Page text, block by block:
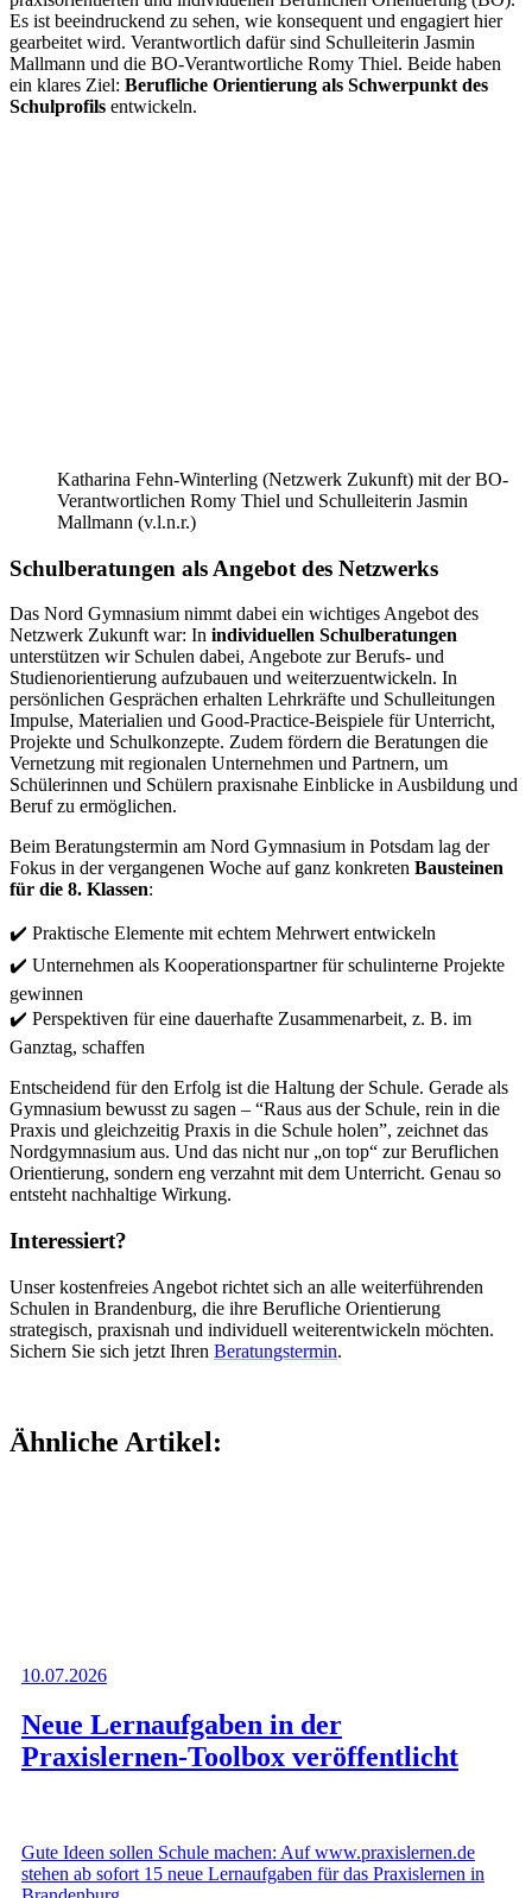
Es ist beeindruckend zu sehen, wie konsequent und engagiert hier
gearbeitet wird. Verantwortlich dafür sind Schulleiterin Jasmin
Mallmann und die BO-Verantwortliche Romy Thiel. Beide haben
ein klares Ziel: Berufliche Orientierung als Schwerpunkt des
Schulprofils entwickeln.
Katharina Fehn-Winterling (Netzwerk Zukunft) mit der BO-
Verantwortlichen Romy Thiel und Schulleiterin Jasmin
Mallmann (v.l.n.r.)
Schulberatungen als Angebot des Netzwerks
Das Nord Gymnasium nimmt dabei ein wichtiges Angebot des
Netzwerk Zukunft war: In individuellen Schulberatungen
unterstützen wir Schulen dabei, Angebote zur Berufs- und
Studienorientierung aufzubauen und weiterzuentwickeln. In
persönlichen Gesprächen erhalten Lehrkräfte und Schulleitungen
Impulse, Materialien und Good-Practice-Beispiele für Unterricht,
Projekte und Schulkonzepte. Zudem fördern die Beratungen die
Vernetzung mit regionalen Unternehmen und Partnern, um
Schülerinnen und Schülern praxisnahe Einblicke in Ausbildung und
Beruf zu ermöglichen.
Beim Beratungstermin am Nord Gymnasium in Potsdam lag der
Fokus in der vergangenen Woche auf ganz konkreten Bausteinen
für die 8. Klassen:
✔️ Praktische Elemente mit echtem Mehrwert entwickeln
✔️ Unternehmen als Kooperationspartner für schulinterne Projekte
gewinnen
✔️ Perspektiven für eine dauerhafte Zusammenarbeit, z. B. im
Ganztag, schaffen
Entscheidend für den Erfolg ist die Haltung der Schule. Gerade als
Gymnasium bewusst zu sagen – “Raus aus der Schule, rein in die
Praxis und gleichzeitig Praxis in die Schule holen”, zeichnet das
Nordgymnasium aus. Und das nicht nur „on top“ zur Beruflichen
Orientierung, sondern eng verzahnt mit dem Unterricht. Genau so
entsteht nachhaltige Wirkung.
Interessiert?
Unser kostenfreies Angebot richtet sich an alle weiterführenden
Schulen in Brandenburg, die ihre Berufliche Orientierung
strategisch, praxisnah und individuell weiterentwickeln möchten.
Sichern Sie sich jetzt Ihren Beratungstermin.
Ähnliche Artikel:
10.07.2026
Neue Lernaufgaben in der
Praxislernen-Toolbox veröffentlicht
Gute Ideen sollen Schule machen: Auf www.praxislernen.de
stehen ab sofort 15 neue Lernaufgaben für das Praxislernen in